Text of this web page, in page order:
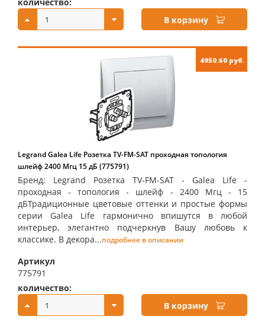
В корзину
4950.60 руб.
Legrand Galea Life Розетка TV-FM-SAT проходная топология
шлейф 2400 Мгц 15 дБ (775791)
Бренд: Legrand Розетка TV-FM-SAT - Galea Life -
проходная - топология - шлейф - 2400 Мгц - 15
дБТрадиционные цветовые оттенки и простые формы
серии Galea Life гармонично впишутся в любой
интерьер, элегантно подчеркнув Вашу любовь к
классике. В декора...подробнее в описании
Артикул
775791
количество:
В корзину